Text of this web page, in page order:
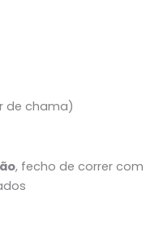
de chama)
, fecho de correr com